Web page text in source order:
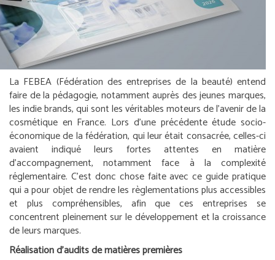
La FEBEA (Fédération des entreprises de la beauté) entend
faire de la pédagogie, notamment auprès des jeunes marques,
lesindie brands, qui sont les véritables moteurs de l’avenir de la
cosmétique en France. Lors d’une précédente étude socio-
économique de la fédération, qui leur était consacrée, celles-ci
avaient indiqué leurs fortes attentes en matière
d’accompagnement, notamment face à la complexité
réglementaire. C’est donc chose faite avec ce guide pratique
qui a pour objet de rendre les règlementations plus accessibles
et plus compréhensibles, afin que ces entreprises se
concentrent pleinement sur le développement et la croissance
de leurs marques.
Réalisation d’audits de matières premières